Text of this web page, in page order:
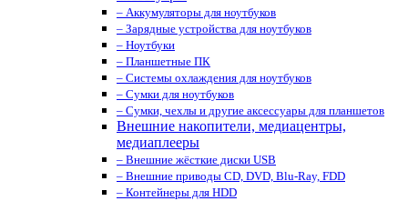
– Аккумуляторы для ноутбуков
– Зарядные устройства для ноутбуков
– Ноутбуки
– Планшетные ПК
– Системы охлаждения для ноутбуков
– Сумки для ноутбуков
– Сумки, чехлы и другие аксессуары для планшетов
Внешние накопители, медиацентры,
медиаплееры
– Внешние жёсткие диски USB
– Внешние приводы CD, DVD, Blu-Ray, FDD
– Контейнеры для HDD